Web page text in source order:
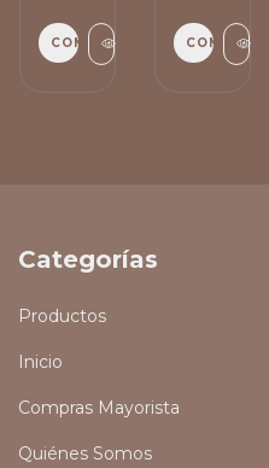
Categorías
Productos
Inicio
Compras Mayorista
Quiénes Somos